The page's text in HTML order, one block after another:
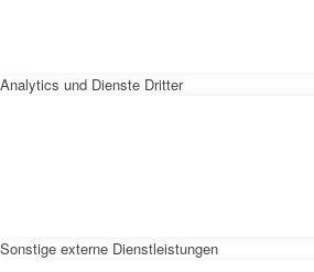
Analytics und Dienste Dritter
Sonstige externe Dienstleistungen